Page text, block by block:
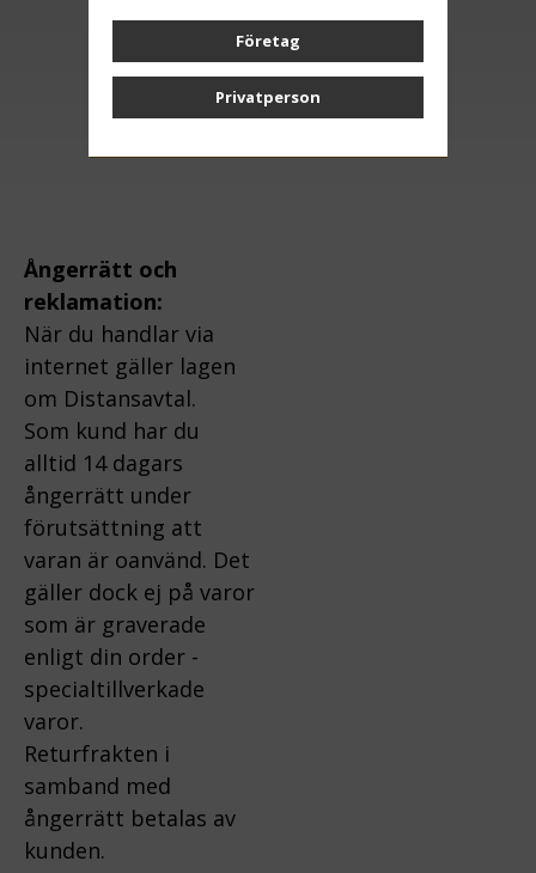
Anmäl dig till vårt nyhetsbrev
Ångerrätt och
reklamation:
När du handlar via
internet gäller lagen
om Distansavtal.
Som kund har du
alltid 14 dagars
ångerrätt under
förutsättning att
varan är oanvänd. Det
gäller dock ej på varor
som är graverade
enligt din order -
specialtillverkade
varor.
Returfrakten i
samband med
ångerrätt betalas av
kunden.
Företag
Privatperson